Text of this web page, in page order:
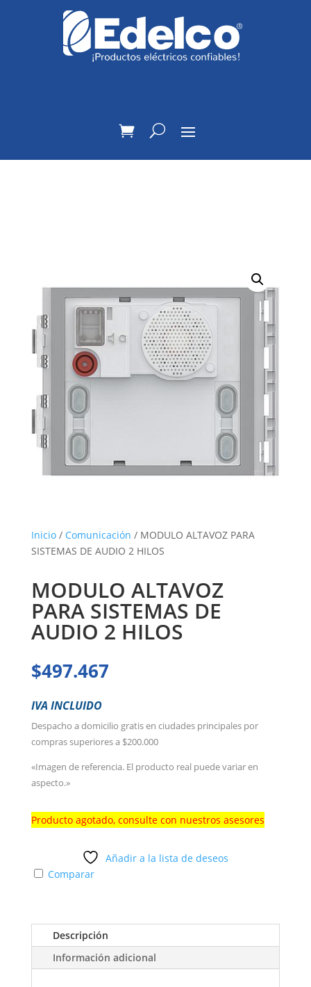
Inicio/ Comunicación / MODULO ALTAVOZ PARA
SISTEMAS DE AUDIO 2 HILOS
MODULO ALTAVOZ
PARA SISTEMAS DE
AUDIO 2 HILOS
$497.467
IVA INCLUIDO
Despacho a domicilio gratis en ciudades principales por
compras superiores a $200.000
«Imagen de referencia. El producto real puede variar en
aspecto.»
Producto agotado, consulte con nuestros asesores
Añadir a la lista de deseos
Comparar
Descripción
Información adicional